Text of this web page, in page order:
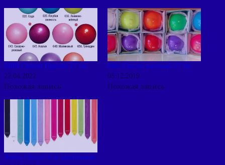
МЯЧ Chacott Призма 17 см
22.04.2022
Похожая запись
Мяч Chacott матовый 17 см
05.12.2019
Похожая запись
Лента Chacott 6 м однотонная